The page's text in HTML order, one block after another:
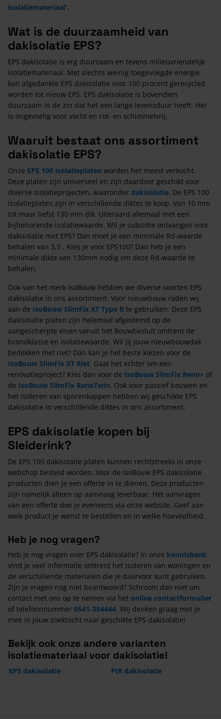
isolatiemateriaal'.
Wat is de duurzaamheid van
dakisolatie EPS?
EPS dakisolatie is erg duurzaam en tevens milieuvriendelijk
isolatiemateriaal. Met slechts weinig toegevoegde energie
kan afgedankte EPS dakisolatie voor 100 procent gerecycled
worden tot nieuw EPS. EPS dakisolatie is bovendien
duurzaam in de zin dat het een lange levensduur heeft. Het
is ongevoelig voor vocht en rot- en schimmelvrij.
Waaruit bestaat ons assortiment
dakisolatie EPS?
Onze EPS 100 isolatieplaten worden het meest verkocht.
Deze platen zijn universeel en zijn daardoor geschikt voor
diverse isolatieprojecten, waaronder dakisolatie. De EPS 100
isolatieplaten zijn in verschillende diktes te koop. Van 10 mm
tot maar liefst 130 mm dik. Uiteraard allemaal met een
bijbehorende isolatiewaarde. Wil je subsidie ontvangen voor
dakisolatie met EPS? Dan moet je een minimale Rd-waarde
behalen van 3,5 . Kies je voor EPS100? Dan heb je een
minimale dikte van 130mm nodig om deze Rd-waarde te
behalen.
Ook van het merk IsoBouw hebben we diverse soorten EPS
dakisolatie in ons assortiment. Voor nieuwbouw raden wij
aan de IsoBouw SlimFix XT Type R te gebruiken. Deze EPS
dakisolatie platen zijn helemaal afgestemd op de
aangescherpte eisen vanuit het Bouwbesluit omtrent de
brandklasse en isolatiewaarde. Wil jij jouw nieuwbouwdak
bedekken met riet? Dan kan je het beste kiezen voor de
IsoBouw SlimFix XT Riet. Gaat het echter om een
renovatieproject? Kies dan voor de IsoBouw SlimFix Reno+ of
de IsoBouw SlimFix RenoTwin. Ook voor passief bouwen en
het isoleren van sporenkappen hebben wij geschikte EPS
dakisolatie in verschillende diktes in ons assortiment.
EPS dakisolatie kopen bij
Sleiderink?
De EPS 100 dakisolatie platen kunnen rechtstreeks in onze
webshop besteld worden. Voor de IsoBouw EPS dakisolatie
producten dien je een offerte in te dienen. Deze producten
zijn namelijk alleen op aanvraag leverbaar. Het aanvragen
van een offerte doe je eveneens via onze website. Geef aan
welk product je wenst te bestellen en in welke hoeveelheid.
Heb je nog vragen?
Heb je nog vragen over EPS dakisolatie? In onze kennisbank
vind je veel informatie omtrent het isoleren van woningen en
de verschillende materialen die je daarvoor kunt gebruiken.
Zijn je vragen nog niet beantwoord? Schroom dan niet om
contact met ons op te nemen via het online contactformulier
of telefoonnummer 0541-354444. Wij denken graag met je
mee in jouw zoektocht naar geschikte EPS dakisolatie!
Bekijk ook onze andere varianten
isolatiemateriaal voor dakisolatie!
XPS dakisolatie PIR dakisolatie